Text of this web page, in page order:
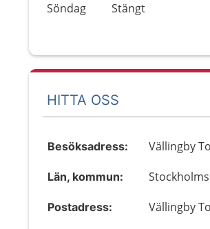
Söndag
Stängt
HITTA OSS
Besöksadress: Vällingby
Län, kommun:
Postadress: Vällingby